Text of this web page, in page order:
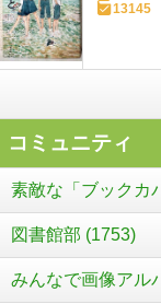
13145
コミュニティ
素敵な「ブックカ
図書館部 (1753)
みんなで画像アル